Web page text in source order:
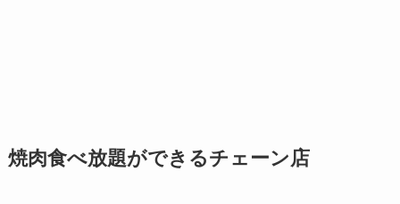
焼肉食べ放題ができるチェーン店